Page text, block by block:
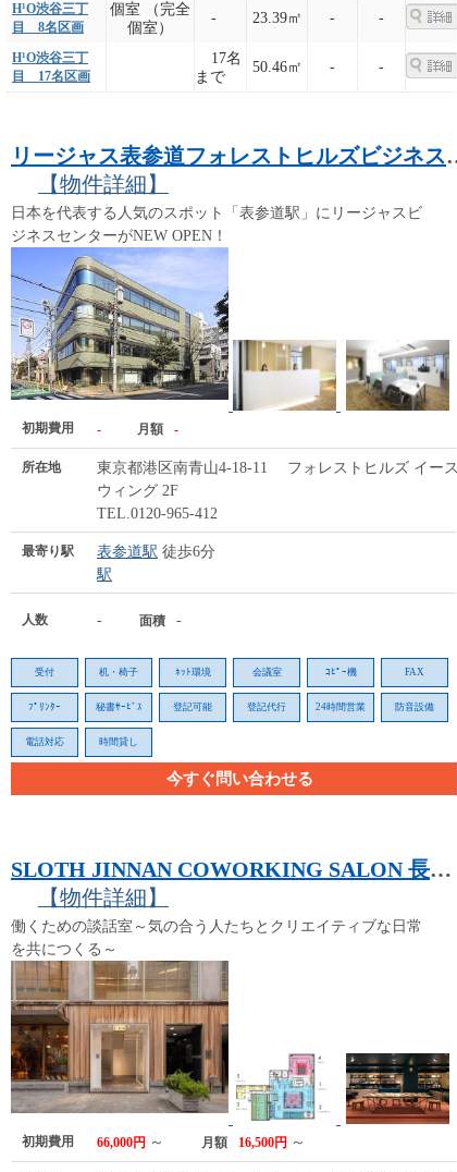
H¹O渋谷三丁
目 8名区画
個室 （完全
個室）
- 23.39㎡ - -
H¹O渋谷三丁
目 17名区画
17名
まで
50.46㎡ - -
リージャス表参道フォレストヒルズビジネスセンター
【物件詳細】
日本を代表する人気のスポット「表参道駅」にリージャスビ
ジネスセンターがNEW OPEN！
初期費用 - 月額 -
所在地
東京都港区南青山4-18-11 フォレストヒルズ イース
ウィング 2F
TEL.0120-965-412
最寄り駅 表参道駅 徒歩6分
駅
人数 - 面積 -
受付 机・椅子 ﾈｯﾄ環境 会議室 ｺﾋﾟｰ機 FAX
ﾌﾟﾘﾝﾀｰ 秘書ｻｰﾋﾞｽ 登記可能 登記代行 24時間営業 防音設備
電話対応 時間貸し
今すぐ問い合わせる
SLOTH JINNAN COWORKING SALON 長時間滞在できるカフェスタイル 渋谷区神南のコワーキングスペース・レンタルオフィス・レンタルスペース・シェアオフィス～
【物件詳細】
働くための談話室～気の合う人たちとクリエイティブな日常
を共につくる～
初期費用 66,000円 ～ 月額 16,500円 ～